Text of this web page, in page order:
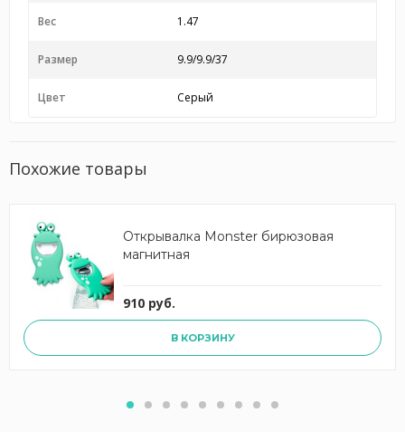
Вес 1.47
Размер 9.9/9.9/37
Цвет Серый
Похожие товары
Открывалка Monster бирюзовая
магнитная
910 руб.
В КОРЗИНУ